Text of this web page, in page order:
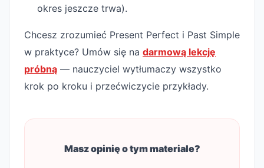
okres jeszcze trwa).
Chcesz zrozumieć Present Perfect i Past Simple
w praktyce? Umów się na darmową lekcję
próbną — nauczyciel wytłumaczy wszystko
krok po kroku i przećwiczycie przykłady.
Masz opinię o tym materiale?